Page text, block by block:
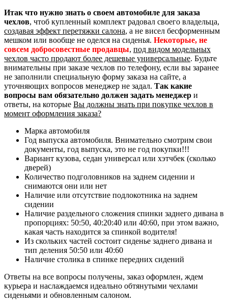
Итак что нужно знать о своем автомобиле для заказа
чехлов, чтоб купленный комплект радовал своего владельца,
создавая эффект перетяжки салона, а не висел бесформенным
мешком или вообще не оделся на сиденья. Некоторые, не
совсем добросовестные продавцы, под видом модельных
чехлов часто продают более дешевые универсальные. Будьте
внимательны при заказе чехлов по телефону, если вы заранее
не заполнили специальную форму заказа на сайте, а
уточняющих вопросов менеджер не задал. Так какие
вопросы вам обязательно должен задать менеджер и
ответы, на которые Вы должны знать при покупке чехлов в
момент оформления заказа?
Марка автомобиля
Год выпуска автомобиля. Внимательно смотрим свои
документы, год выпуска, это не год покупки!!!
Вариант кузова, седан универсал или хэтчбек (сколько
дверей)
Количество подголовников на заднем сидении и
снимаются они или нет
Наличие или отсутствие подлокотника на заднем
сидении
Наличие раздельного сложения спинки заднего дивана в
пропорциях: 50:50, 40:20:40 или 40:60, при этом важно,
какая часть находится за спинкой водителя!
Из скольких частей состоит сиденье заднего дивана и
тип деления 50:50 или 40:60
Наличие столика в спинке передних сидений
Ответы на все вопросы получены, заказ оформлен, ждем
курьера и наслаждаемся идеально обтянутыми чехлами
сиденьями и обновленным салоном.